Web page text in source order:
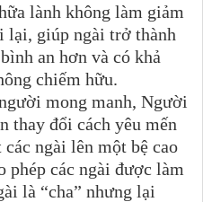
lành không làm giảm
lại, giúp ngài trở thành
an hơn và có khả
chiếm hữu.
mong manh, Người
thay đổi cách yêu mến
ngài lên một bệ cao
phép các ngài được làm
là “cha” nhưng lại